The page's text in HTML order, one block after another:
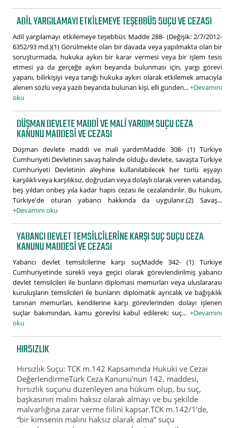
ADIL YARGILAMAYI ETKILEMEYE TEŞEBBÜS SUÇU VE CEZASI
Adil yargılamayı etkilemeye teşebbüs Madde 288- (Değişik: 2/7/2012-
6352/93 md.)(1) Görülmekte olan bir davada veya yapılmakta olan bir
soruşturmada, hukuka aykırı bir karar vermesi veya bir işlem tesis
etmesi ya da gerçeğe aykırı beyanda bulunması için, yargı görevi
yapanı, bilirkişiyi veya tanığı hukuka aykırı olarak etkilemek amacıyla
alenen sözlü veya yazılı beyanda bulunan kişi, elli günden...+Devamını
oku
DÜŞMAN DEVLETE MADDI VE MALI YARDIM SUÇU CEZA
KANUNU MADDESI VE CEZASI
Düşman devlete maddi ve mali yardımMadde 308- (1) Türkiye
Cumhuriyeti Devletinin savaş halinde olduğu devlete, savaşta Türkiye
Cumhuriyeti Devletinin aleyhine kullanılabilecek her türlü eşyayı
karşılıklı veya karşılıksız, doğrudan veya dolaylı olarak veren vatandaş,
beş yıldan onbeş yıla kadar hapis cezası ile cezalandırılır. Bu hüküm,
Türkiye'de oturan yabancı hakkında da uygulanır.(2) Savaş...
+Devamını oku
YABANCI DEVLET TEMSILCILERINE KARŞI SUÇ SUÇU CEZA
KANUNU MADDESI VE CEZASI
Yabancı devlet temsilcilerine karşı suçMadde 342- (1) Türkiye
Cumhuriyetinde sürekli veya geçici olarak görevlendirilmiş yabancı
devlet temsilcileri ile bunların diplomasi memurları veya uluslararası
kuruluşların temsilcileri ile bunların diplomatik ayrıcalık ve bağışıklık
tanınan memurları, kendilerine karşı görevlerinden dolayı işlenen
suçlar bakımından, kamu görevlisi kabul edilerek; suç... +Devamını
oku
HIRSIZLIK
Hırsızlık Suçu: TCK m.142 Kapsamında Hukuki ve Cezai
DeğerlendirmeTürk Ceza Kanunu’nun 142. maddesi,
hırsızlık suçunu düzenleyen ana hüküm olup, bu suç,
başkasının malını haksız olarak almayı ve bu şekilde
malvarlığına zarar verme fiilini kapsar.TCK m.142/1’de,
“bir kimsenin malını haksız olarak alma” suçu